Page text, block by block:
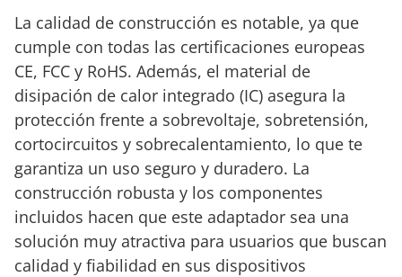
La calidad de construcción es notable, ya que
cumple con todas las certificaciones europeas
CE, FCC y RoHS. Además, el material de
disipación de calor integrado (IC) asegura la
protección frente a sobrevoltaje, sobretensión,
cortocircuitos y sobrecalentamiento, lo que te
garantiza un uso seguro y duradero. La
construcción robusta y los componentes
incluidos hacen que este adaptador sea una
solución muy atractiva para usuarios que buscan
calidad y fiabilidad en sus dispositivos